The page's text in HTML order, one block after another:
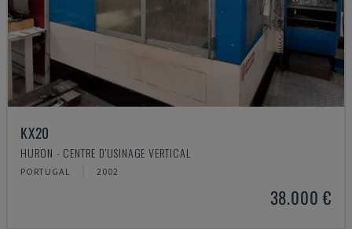
KX20
HURON - CENTRE D'USINAGE VERTICAL
PORTUGAL 2002
38.000 €